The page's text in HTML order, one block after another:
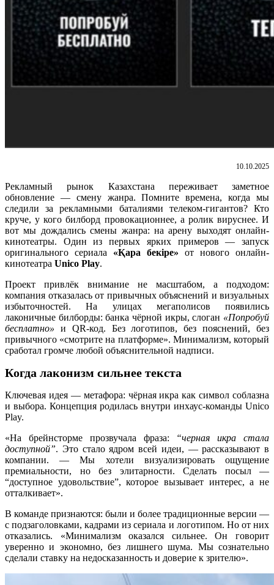
10.10.2025
Рекламный рынок Казахстана переживает заметное
обновление — смену жанра. Помните времена, когда мы
следили за рекламными баталиями телеком-гигантов? Кто
круче, у кого билборд провокационнее, а ролик вируснее. И
вот мы дождались смены жанра: на арену выходят онлайн-
кинотеатры. Один из первых ярких примеров — запуск
оригинального сериала «Қара бекіре» от нового онлайн-
кинотеатра Unico Play.
Проект привлёк внимание не масштабом, а подходом:
компания отказалась от привычных объяснений и визуальных
избыточностей. На улицах мегаполисов появились
лаконичные билборды: банка чёрной икры, слоган «Попробуй
бесплатно» и QR-код. Без логотипов, без пояснений, без
привычного «смотрите на платформе». Минимализм, который
сработал громче любой объяснительной надписи.
Когда лаконизм сильнее текста
Ключевая идея — метафора: чёрная икра как символ соблазна
и выбора. Концепция родилась внутри инхаус-команды Unico
Play.
«На брейнсторме прозвучала фраза: “черная икра стала
доступной”. Это стало ядром всей идеи, — рассказывают в
компании. — Мы хотели визуализировать ощущение
премиальности, но без элитарности. Сделать посыл —
“доступное удовольствие”, которое вызывает интерес, а не
отталкивает».
В команде признаются: были и более традиционные версии —
с подзаголовками, кадрами из сериала и логотипом. Но от них
отказались. «Минимализм оказался сильнее. Он говорит
уверенно и экономно, без лишнего шума. Мы сознательно
сделали ставку на недосказанность и доверие к зрителю».